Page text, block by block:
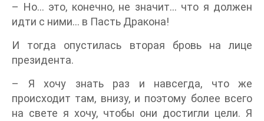
– Но... это, конечно, не значит... что я должен
идти с ними... в Пасть Дракона!
И тогда опустилась вторая бровь на лице
президента.
– Я хочу знать раз и навсегда, что же
происходит там, внизу, и поэтому более всего
на свете я хочу, чтобы они достигли цели. Я